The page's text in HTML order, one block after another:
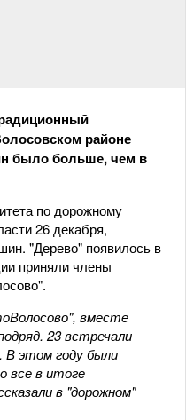
районе
было больше, чем в
по дорожному
26 декабря,
"Дерево" появилось в
приняли члены
вместе
23 встречали
В этом году были
все в итоге
в "дорожном"